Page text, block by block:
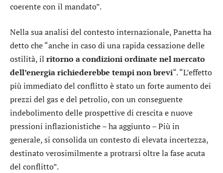
coerente con il mandato”.
Nella sua analisi del contesto internazionale, Panetta ha
detto che “anche in caso di una rapida cessazione delle
ostilità, il ritorno a condizioni ordinate nel mercato
dell’energia richiederebbe tempi non brevi“. “L’effetto
più immediato del conflitto è stato un forte aumento dei
prezzi del gas e del petrolio, con un conseguente
indebolimento delle prospettive di crescita e nuove
pressioni inflazionistiche – ha aggiunto – Più in
generale, si consolida un contesto di elevata incertezza,
destinato verosimilmente a protrarsi oltre la fase acuta
del conflitto”.